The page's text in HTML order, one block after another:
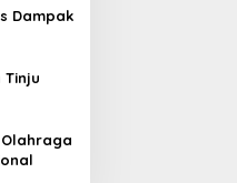
Dampak
Tinju